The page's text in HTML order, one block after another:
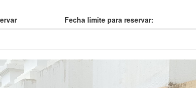
Fecha limite para reservar: